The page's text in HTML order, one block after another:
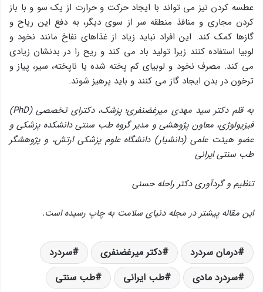
عطسه کردن نیز می تواند با ایجاد حرکت و حرارت از یک سو و با باز
کردن مجاری و منافذ منطقه سر از سوی دیگر، به دفع این ریاح و
گازها کمک کند. این افراد نباید زیاد از غذاهای نفاخ مانند نخود و
لوبیا استفاده کنند زیرا تولید باد می کند و ریح را در بدنشان زیادی
می کند. مصرف نخود و لوبیای کم پخته شده یا ناپخته، سیر، پیاز و
ترخون در بدن ایجاد گاز می کنند و باید پرهیز شوند.
به قلم دکتر سید مهدی میرغضنفری؛ پزشک، دکترای تخصصی (PhD)
فیزیولوژی، معاون پژوهشی و مدير گروه طب سنتی دانشکده پزشکی و
عضو هیئت علمی (دانشیار) دانشگاه علوم پزشکی ارتش، و پژوهشگر
طب سنتی ایرانی
تنظیم و گردآوری دکتر راحله حسنی
این مقاله پیشتر در مجله دنیای سلامت به چاپ رسیده است.
درمان سردرد دکتر میرغضنفری
سردرد
سردرد مادی
طب ایرانی طب سنتی